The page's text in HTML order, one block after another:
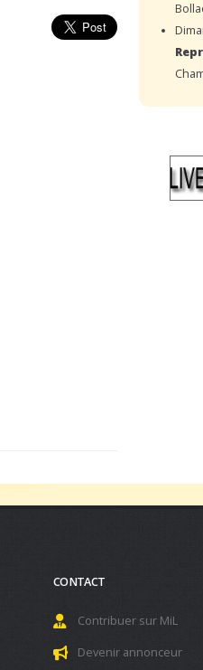
CONTACT
Contribuer sur MiL
Devenir annonceur